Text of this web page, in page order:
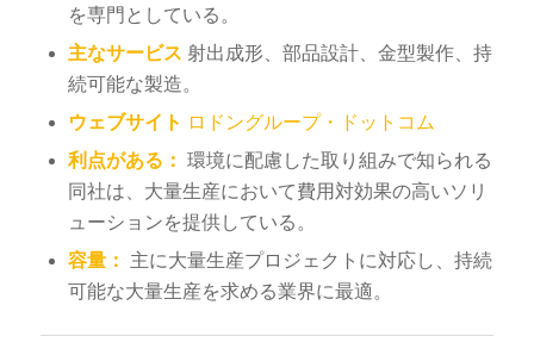
を専門としている。
主なサービス 射出成形、部品設計、金型製作、持
続可能な製造。
ウェブサイト ロドングループ・ドットコム
利点がある： 環境に配慮した取り組みで知られる
同社は、大量生産において費用対効果の高いソリ
ューションを提供している。
容量：
主に大量生産プロジェクトに対応し、持続
可能な大量生産を求める業界に最適。